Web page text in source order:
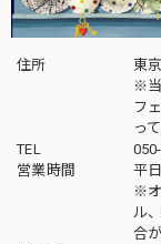
住所
東
※
フ
っ
TEL
営業時間
平
※
ル
合